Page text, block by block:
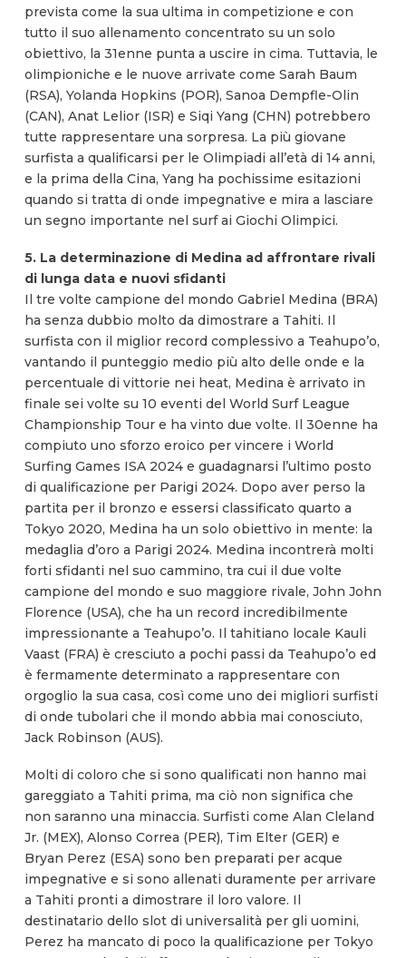
prevista come la sua ultima in competizione e con
tutto il suo allenamento concentrato su un solo
obiettivo, la 31enne punta a uscire in cima. Tuttavia, le
olimpioniche e le nuove arrivate come Sarah Baum
(RSA), Yolanda Hopkins (POR), Sanoa Dempfle-Olin
(CAN), Anat Lelior (ISR) e Siqi Yang (CHN) potrebbero
tutte rappresentare una sorpresa. La più giovane
surfista a qualificarsi per le Olimpiadi all’età di 14 anni,
e la prima della Cina, Yang ha pochissime esitazioni
quando si tratta di onde impegnative e mira a lasciare
un segno importante nel surf ai Giochi Olimpici.
5. La determinazione di Medina ad affrontare rivali
di lunga data e nuovi sfidanti
Il tre volte campione del mondo Gabriel Medina (BRA)
ha senza dubbio molto da dimostrare a Tahiti. Il
surfista con il miglior record complessivo a Teahupo’o,
vantando il punteggio medio più alto delle onde e la
percentuale di vittorie nei heat, Medina è arrivato in
finale sei volte su 10 eventi del World Surf League
Championship Tour e ha vinto due volte. Il 30enne ha
compiuto uno sforzo eroico per vincere i World
Surfing Games ISA 2024 e guadagnarsi l’ultimo posto
di qualificazione per Parigi 2024. Dopo aver perso la
partita per il bronzo e essersi classificato quarto a
Tokyo 2020, Medina ha un solo obiettivo in mente: la
medaglia d’oro a Parigi 2024. Medina incontrerà molti
forti sfidanti nel suo cammino, tra cui il due volte
campione del mondo e suo maggiore rivale, John John
Florence (USA), che ha un record incredibilmente
impressionante a Teahupo’o. Il tahitiano locale Kauli
Vaast (FRA) è cresciuto a pochi passi da Teahupo’o ed
è fermamente determinato a rappresentare con
orgoglio la sua casa, così come uno dei migliori surfisti
di onde tubolari che il mondo abbia mai conosciuto,
Jack Robinson (AUS).
Molti di coloro che si sono qualificati non hanno mai
gareggiato a Tahiti prima, ma ciò non significa che
non saranno una minaccia. Surfisti come Alan Cleland
Jr. (MEX), Alonso Correa (PER), Tim Elter (GER) e
Bryan Perez (ESA) sono ben preparati per acque
impegnative e si sono allenati duramente per arrivare
a Tahiti pronti a dimostrare il loro valore. Il
destinatario dello slot di universalità per gli uomini,
Perez ha mancato di poco la qualificazione per Tokyo